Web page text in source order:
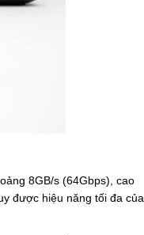
8GB/s (64Gbps), cao
được hiệu năng tối đa của